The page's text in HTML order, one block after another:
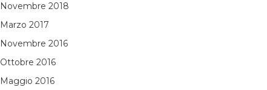
Novembre 2018
Marzo 2017
Novembre 2016
Ottobre 2016
Maggio 2016